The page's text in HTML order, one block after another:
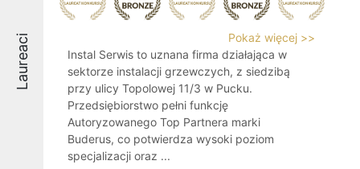
Laureaci
Pokaż więcej >>
Instal Serwis to uznana firma działająca w
sektorze instalacji grzewczych, z siedzibą
przy ulicy Topolowej 11/3 w Pucku.
Przedsiębiorstwo pełni funkcję
Autoryzowanego Top Partnera marki
Buderus, co potwierdza wysoki poziom
specjalizacji oraz ...